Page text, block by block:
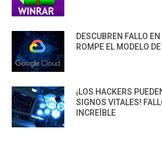
DESCUBREN FALLO
ROMPE EL MODELO
¡LOS HACKERS
SIGNOS VITALES!
INCREÍBLE